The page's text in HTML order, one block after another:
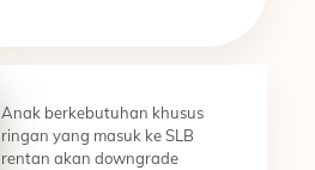
Anak berkebutuhan khusus
ringan yang masuk ke SLB
rentan akan downgrade